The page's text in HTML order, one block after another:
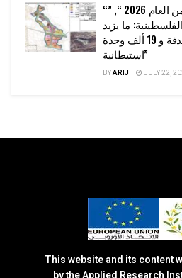
“حتى النصف الأول من العام 2026 “, ”
ما يزيد
عن 22 ألف دونم مستهدفة و 19 ألف وحدة
استيطانية”
BYARIJ JULY 22,
This website and its content